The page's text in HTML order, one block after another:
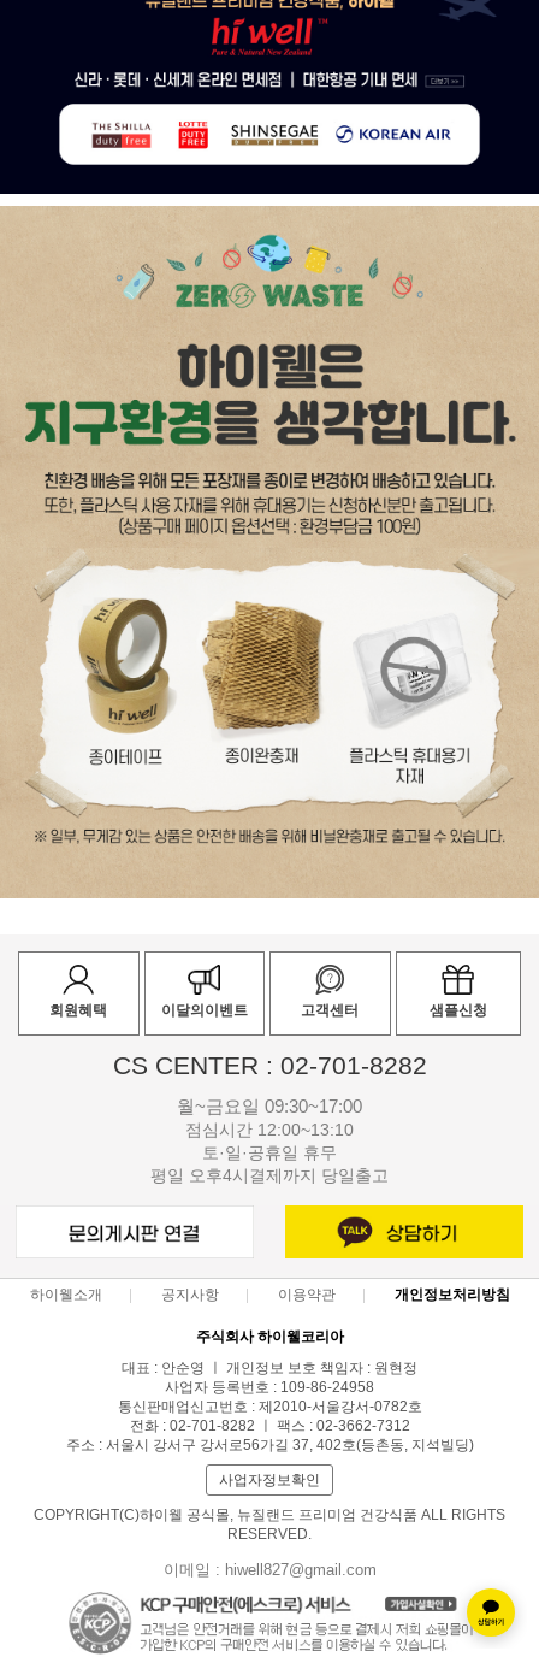
회원혜택 이달의이벤트 고객센터 샘플신청
CS CENTER : 02-701-8282
월~금요일 09:30~17:00
점심시간 12:00~13:10
토·일·공휴일 휴무
평일 오후4시결제까지 당일출고
하이웰소개 공지사항 이용약관 개인정보처리방침
주식회사 하이웰코리아
대표 : 안순영 ㅣ 개인정보 보호 책임자 : 원현정
사업자 등록번호 : 109-86-24958
통신판매업신고번호 : 제2010-서울강서-0782호
전화 : 02-701-8282 ㅣ 팩스 : 02-3662-7312
주소 : 서울시 강서구 강서로56가길 37, 402호(등촌동, 지석빌딩)
사업자정보확인
COPYRIGHT(C)하이웰 공식몰, 뉴질랜드 프리미엄 건강식품 ALL RIGHTS
RESERVED.
이메일 : hiwell827@gmail.com